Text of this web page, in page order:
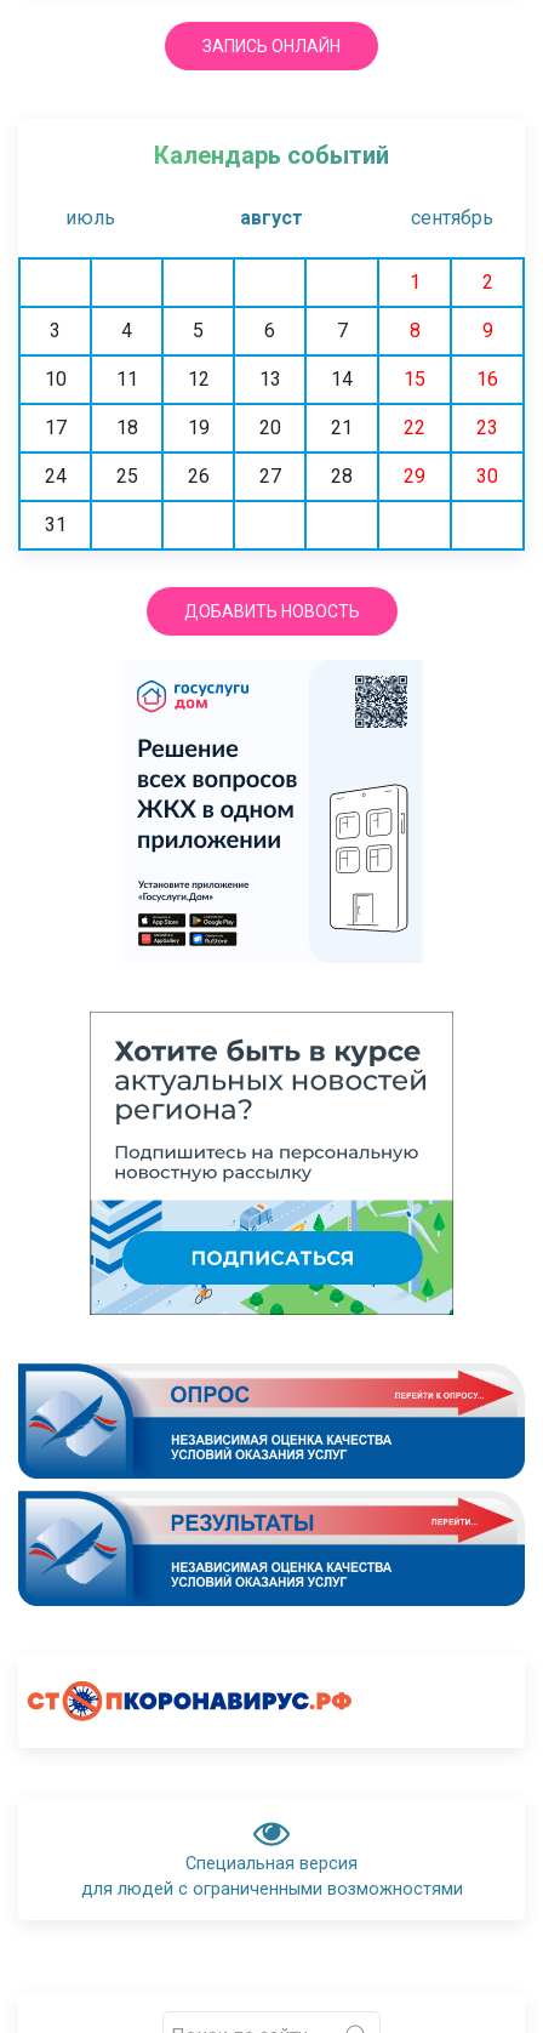
ЗАПИСЬ ОНЛАЙН
Календарь событий
июль август сентябрь
1 2
3 4 5 6 7 8 9
10 11 12 13 14 15 16
17 18 19 20 21 22 23
24 25 26 27 28 29 30
31
ДОБАВИТЬ НОВОСТЬ
Специальная версия
для людей с ограниченными возможностями